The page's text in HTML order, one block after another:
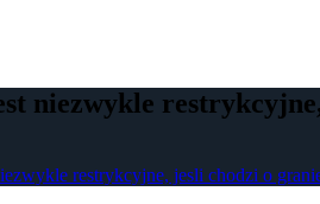
niezwykle
restrykcyjne, jesli chodzi o